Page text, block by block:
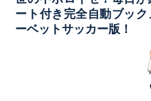
ート付き完全自動ブッ
ーベットサッカー版！